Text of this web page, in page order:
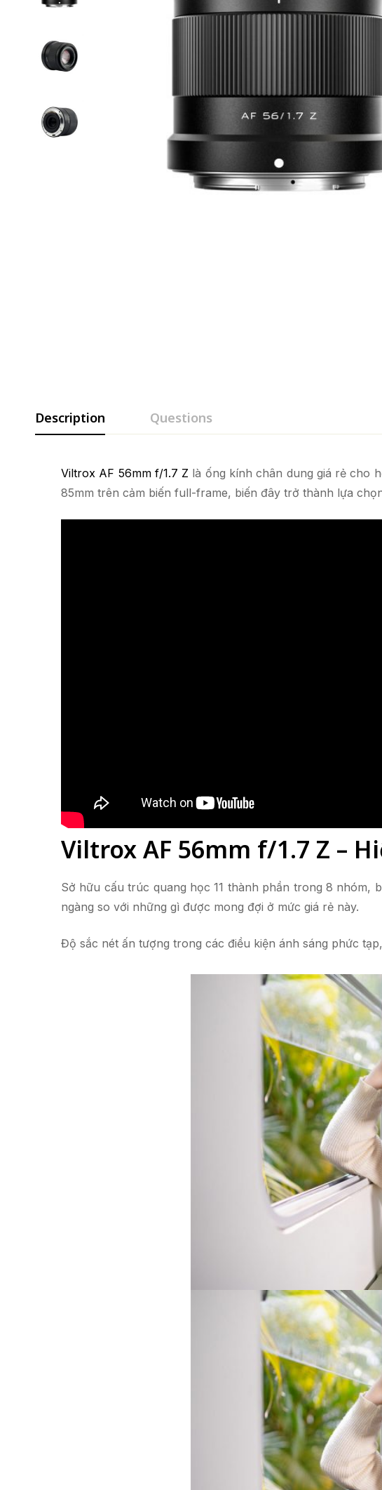
Description Questions
Viltrox AF 56mm f/1.7 Z là ống kính chân dung giá rẻ cho
85mm trên cảm biến full-frame, biến đây trở thành lựa
Viltrox AF 56mm f/1.7 Z –
Sở hữu cấu trúc quang học 11 thành phần trong 8
ngàng so với những gì được mong đợi ở mức giá rẻ này.
Độ sắc nét ấn tượng trong các điều kiện ánh sáng phức